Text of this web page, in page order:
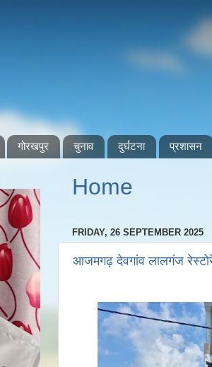
गोरखपुर चुनाव दुर्घटना प्रशासन
Home
FRIDAY, 26 SEPTEMBER 2025
आजमगढ़ देवगांव लालगंज